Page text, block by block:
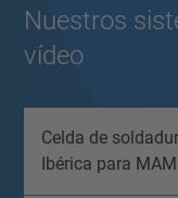
Nuestros
vídeo
Celda de
Ibérica para MAM